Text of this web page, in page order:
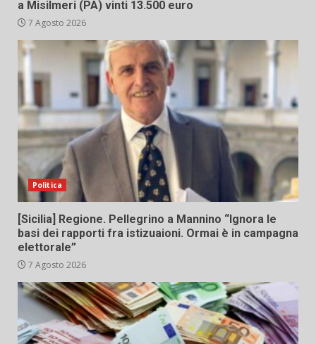
a Misilmeri (PA) vinti 13.500 euro
7 Agosto 2026
Politica
[Sicilia] Regione. Pellegrino a Mannino “Ignora le
basi dei rapporti fra istizuaioni. Ormai è in campagna
elettorale”
7 Agosto 2026